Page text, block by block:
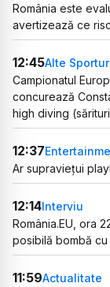
România este
avertizează ce
12:45Alte
Campionatul
concurează
high diving
12:37
Ar supraviețui
12:14Interviu
România.EU, ora
posibilă bombă
11:59Actualitate